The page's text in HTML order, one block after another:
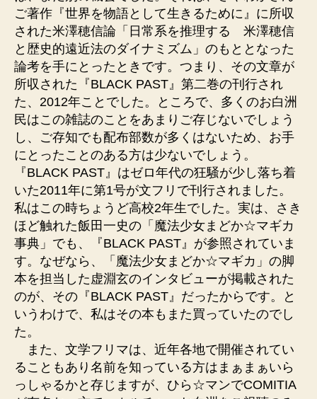
ご著作『世界を物語として生きるために』に所収
された米澤穂信論「日常系を推理する 米澤穂信
と歴史的遠近法のダイナミズム」のもととなった
論考を手にとったときです。つまり、その文章が
所収された『BLACK PAST』第二巻の刊行され
た、2012年ことでした。ところで、多くのお白洲
民はこの雑誌のことをあまりご存じないでしょう
し、ご存知でも配布部数が多くはないため、お手
にとったことのある方は少ないでしょう。
『BLACK PAST』はゼロ年代の狂騒が少し落ち着
いた2011年に第1号が文フリで刊行されました。
私はこの時ちょうど高校2年生でした。実は、さき
ほど触れた飯田一史の「魔法少女まどか☆マギカ
事典」でも、『BLACK PAST』が参照されていま
す。なぜなら、「魔法少女まどか☆マギカ」の脚
本を担当した虚淵玄のインタビューが掲載された
のが、その『BLACK PAST』だったからです。と
いうわけで、私はその本もまた買っていたのでし
た。
また、文学フリマは、近年各地で開催されてい
ることもあり名前を知っている方はまぁまぁいら
っしゃるかと存じますが、ひら☆マンでCOMITIA